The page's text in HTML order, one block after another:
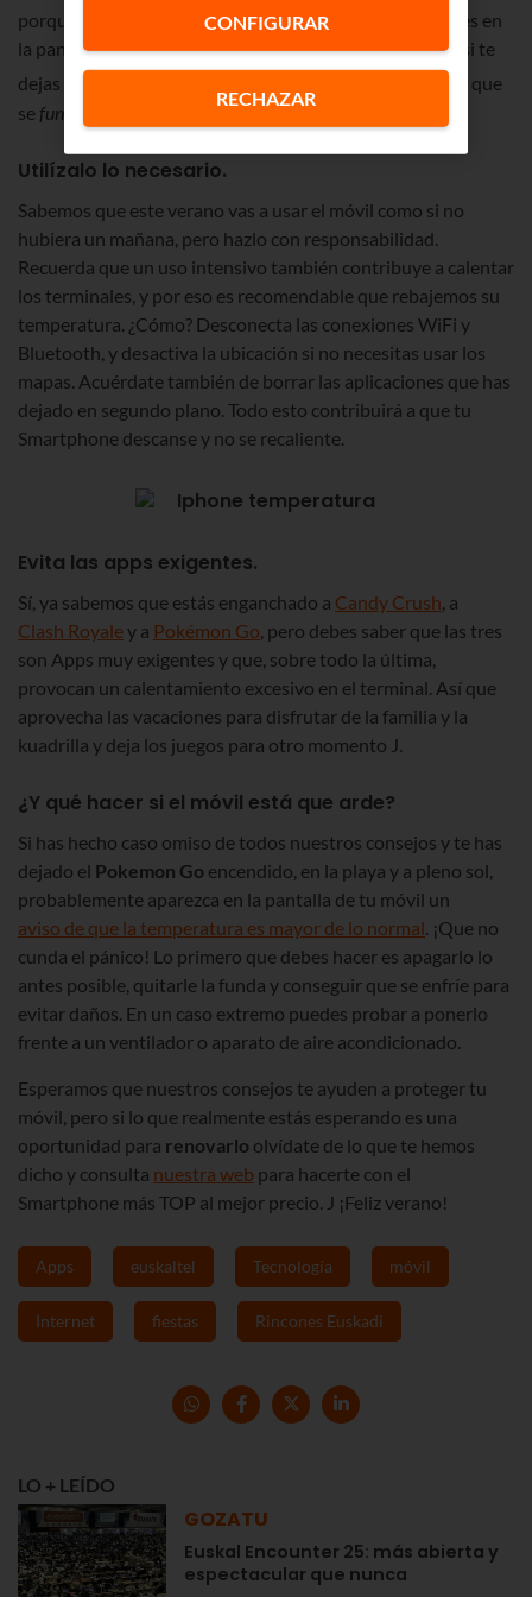
porque el sol causa estragos que pueden ser irreversibles en
la pantalla y en la batería. Tampoco te olvides del calor: si te
dejas el móvil en el interior de tu coche a 35
, es posible que
se fundan algunos componentes internos.
Utilízalo lo necesario.
Sabemos que este verano vas a usar el móvil como si no
hubiera un mañana, pero hazlo con responsabilidad.
Recuerda que un uso intensivo también contribuye a calentar
los terminales, y por eso es recomendable que rebajemos su
temperatura. ¿Cómo? Desconecta las conexiones WiFi y
Bluetooth, y desactiva la ubicación si no necesitas usar los
mapas. Acuérdate también de borrar las aplicaciones que has
dejado en segundo plano. Todo esto contribuirá a que tu
Smartphone descanse y no se recaliente.
Evita las apps exigentes.
Sí, ya sabemos que estás enganchado a Candy Crush , a
Clash Royaley a Pokémon Go , pero debes saber que las tres
son Apps muy exigentes y que, sobre todo la última,
provocan un calentamiento excesivo en el terminal. Así que
aprovecha las vacaciones para disfrutar de la familia y la
kuadrilla y deja los juegos para otro momento J.
¿Y qué hacer si el móvil está que arde?
Si has hecho caso omiso de todos nuestros consejos y te has
dejado el Pokemon Go encendido, en la playa y a pleno sol,
probablemente aparezca en la pantalla de tu móvil un
aviso de que la temperatura es mayor de lo normal . ¡Que no
cunda el pánico! Lo primero que debes hacer es apagarlo lo
antes posible, quitarle la funda y conseguir que se enfríe para
evitar daños. En un caso extremo puedes probar a ponerlo
frente a un ventilador o aparato de aire acondicionado.
Esperamos que nuestros consejos te ayuden a proteger tu
móvil, pero si lo que realmente estás esperando es una
oportunidad para renovarlo olvídate de lo que te hemos
dicho y consulta nuestra web para hacerte con el
Smartphone más TOP al mejor precio. J ¡Feliz verano!
Apps euskaltel Tecnología móvil
Internet fiestas Rincones Euskadi
LO + LEÍDO
GOZATU
Euskal Encounter 25: más abierta y
espectacular que nunca
CONFIGURAR
RECHAZAR